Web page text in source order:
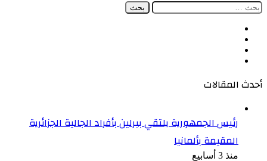
البحث
أحدث المقالات
رئيس الجمهورية يلتقي ببرلين بأفراد الجالية الجزائرية
المقيمة بألمانيا
منذ 3 أسابيع